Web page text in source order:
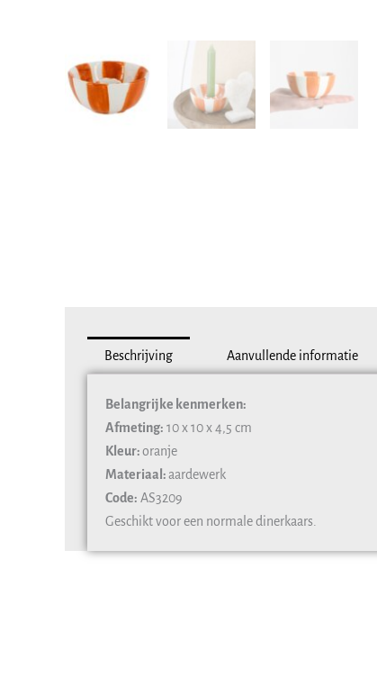
Beschrijving Aanvullende informatie
Belangrijke kenmerken:
Afmeting: 10 x 10 x 4,5 cm
Kleur:oranje
Materiaal:aardewerk
Code: AS3209
Geschikt voor een normale dinerkaars.